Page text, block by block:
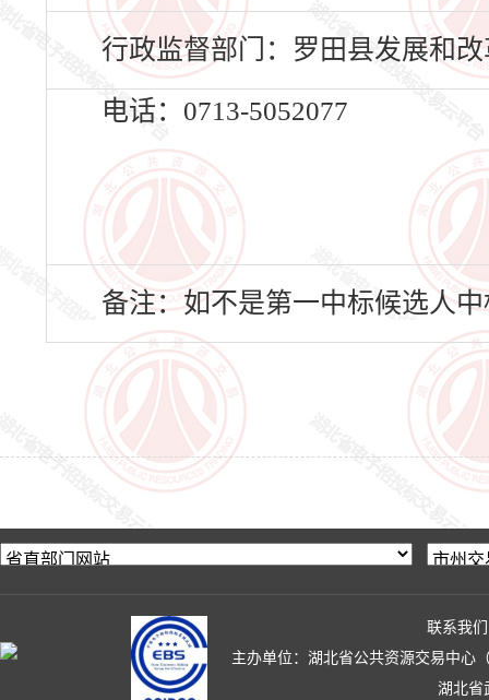
行政监督部门：罗田县发展和
电话：0713-5052077
备注：如不是第一中标候选人
联系我们
主办单位：湖北省公共资源交易中心
湖北省